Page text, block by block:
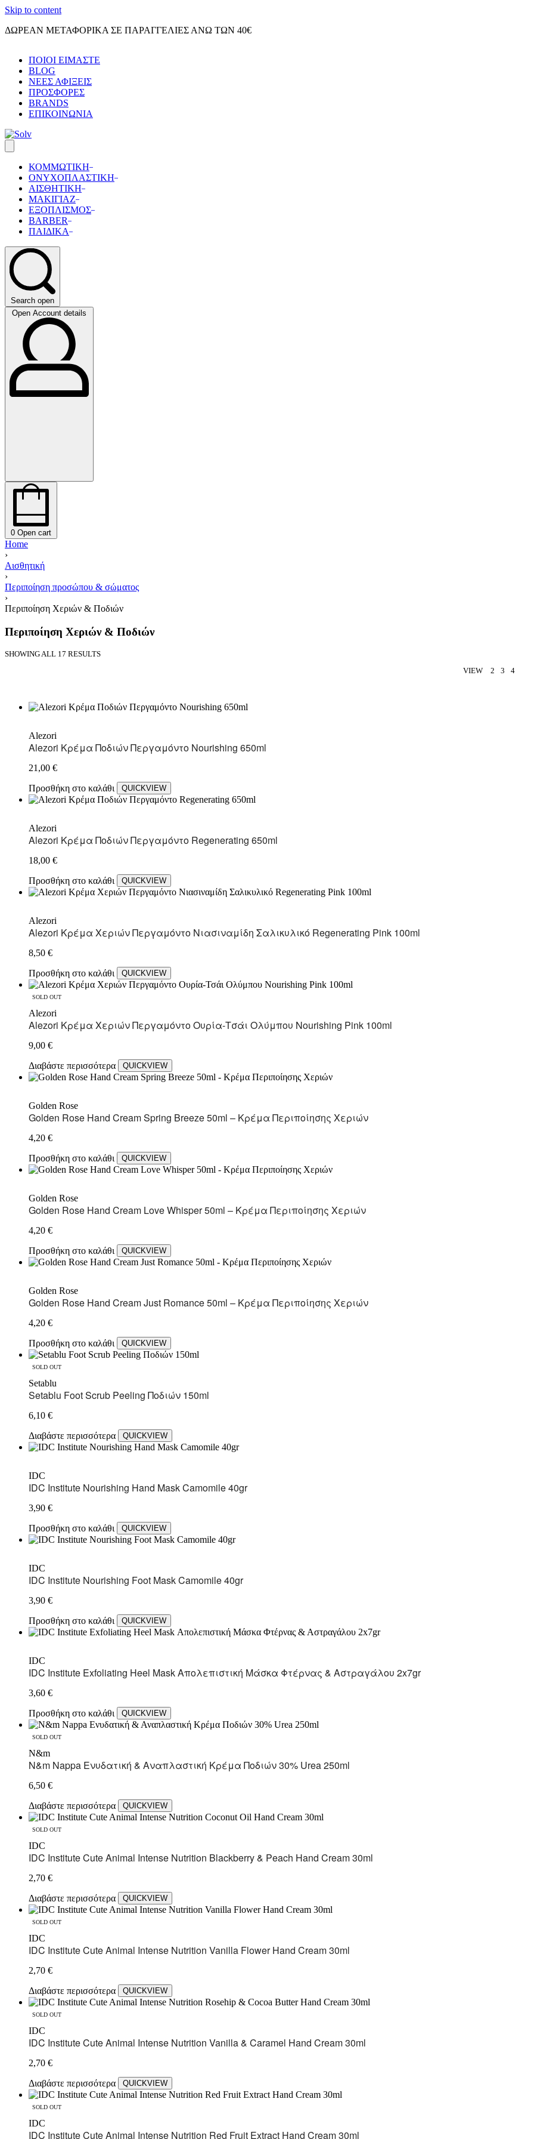
Skip to content
ΔΩΡΕΑΝ ΜΕΤΑΦΟΡΙΚΑ ΣΕ ΠΑΡΑΓΓΕΛΙΕΣ ΑΝΩ ΤΩΝ 40€
ΠΟΙΟΙ ΕΙΜΑΣΤΕ
BLOG
ΝΕΕΣ ΑΦΙΞΕΙΣ
ΠΡΟΣΦΟΡΕΣ
BRANDS
ΕΠΙΚΟΙΝΩΝΙΑ
ΚΟΜΜΩΤΙΚΗ
ΟΝΥΧΟΠΛΑΣΤΙΚΗ
ΑΙΣΘΗΤΙΚΗ
ΜΑΚΙΓΙΑΖ
ΕΞΟΠΛΙΣΜΟΣ
BARBER
ΠΑΙΔΙΚΑ
Search open
Open Account details
0 Open cart
Home
›
Αισθητική
›
Περιποίηση προσώπου & σώματος
›
Περιποίηση Χεριών & Ποδιών
Περιποίηση Χεριών & Ποδιών
SHOWING ALL 17 RESULTS
VIEW
2 3 4
Alezori
Alezori Κρέμα Ποδιών Περγαμόντο Nourishing 650ml
21,00 €
Προσθήκη στο καλάθι
QUICKVIEW
Alezori
Alezori Κρέμα Ποδιών Περγαμόντο Regenerating 650ml
18,00 €
Προσθήκη στο καλάθι
QUICKVIEW
Alezori
Alezori Κρέμα Χεριών Περγαμόντο Νιασιναμίδη Σαλικυλικό Regenerating Pink 100ml
8,50 €
Προσθήκη στο καλάθι
QUICKVIEW
SOLD OUT
Alezori
Alezori Κρέμα Χεριών Περγαμόντο Ουρία-Τσάι Ολύμπου Nourishing Pink 100ml
9,00 €
Διαβάστε περισσότερα
QUICKVIEW
Golden Rose
Golden Rose Hand Cream Spring Breeze 50ml – Κρέμα Περιποίησης Χεριών
4,20 €
Προσθήκη στο καλάθι
QUICKVIEW
Golden Rose
Golden Rose Hand Cream Love Whisper 50ml – Κρέμα Περιποίησης Χεριών
4,20 €
Προσθήκη στο καλάθι
QUICKVIEW
Golden Rose
Golden Rose Hand Cream Just Romance 50ml – Κρέμα Περιποίησης Χεριών
4,20 €
Προσθήκη στο καλάθι
QUICKVIEW
SOLD OUT
Setablu
Setablu Foot Scrub Peeling Ποδιών 150ml
6,10 €
Διαβάστε περισσότερα
QUICKVIEW
IDC
IDC Institute Nourishing Hand Mask Camomile 40gr
3,90 €
Προσθήκη στο καλάθι
QUICKVIEW
IDC
IDC Institute Nourishing Foot Mask Camomile 40gr
3,90 €
Προσθήκη στο καλάθι
QUICKVIEW
IDC
IDC Institute Exfoliating Heel Mask Απολεπιστική Μάσκα Φτέρνας & Αστραγάλου 2x7gr
3,60 €
Προσθήκη στο καλάθι
QUICKVIEW
SOLD OUT
N&m
N&m Nappa Ενυδατική & Αναπλαστική Κρέμα Ποδιών 30% Urea 250ml
6,50 €
Διαβάστε περισσότερα
QUICKVIEW
SOLD OUT
IDC
IDC Institute Cute Animal Intense Nutrition Blackberry & Peach Hand Cream 30ml
2,70 €
Διαβάστε περισσότερα
QUICKVIEW
SOLD OUT
IDC
IDC Institute Cute Animal Intense Nutrition Vanilla Flower Hand Cream 30ml
2,70 €
Διαβάστε περισσότερα
QUICKVIEW
SOLD OUT
IDC
IDC Institute Cute Animal Intense Nutrition Vanilla & Caramel Hand Cream 30ml
2,70 €
Διαβάστε περισσότερα
QUICKVIEW
SOLD OUT
IDC
IDC Institute Cute Animal Intense Nutrition Red Fruit Extract Hand Cream 30ml